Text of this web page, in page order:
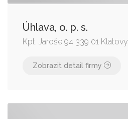
Úhlava, o. p. s.
Kpt. Jaroše 94 339 01 Klatovy I
Zobrazit detail firmy